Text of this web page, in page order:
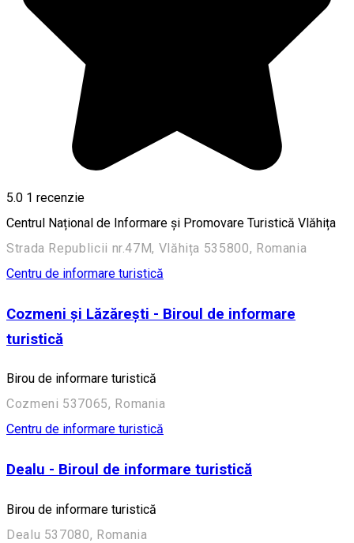
5.0 1 recenzie
Centrul Național de Informare și Promovare Turistică Vlăhița
Strada Republicii nr.47M, Vlăhița 535800, Romania
Centru de informare turistică
Cozmeni și Lăzărești - Biroul de informare
turistică
Birou de informare turistică
Cozmeni 537065, Romania
Centru de informare turistică
Dealu - Biroul de informare turistică
Birou de informare turistică
Dealu 537080, Romania